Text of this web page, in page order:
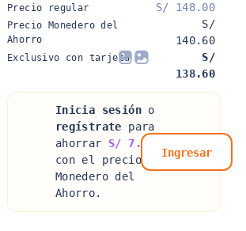
Precio regular S/ 148.00
Precio Monedero del
Ahorro
S/
140.60
Exclusivo con tarjeta
S/
138.60
Inicia sesióno
regístrate para
ahorrar S/ 7.40
con el precio
Monedero del
Ahorro.
Ingresar